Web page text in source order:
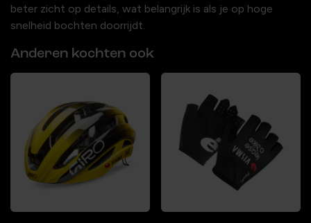
beter zicht op details, wat belangrijk is als je op hoge
snelheid bochten doorrijdt.
Anderen kochten ook